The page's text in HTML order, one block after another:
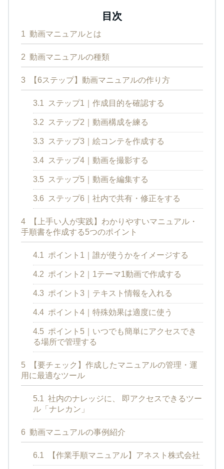
目次
1 動画マニュアルとは
2 動画マニュアルの種類
3 【6ステップ】動画マニュアルの作り方
3.1 ステップ1｜作成目的を確認する
3.2 ステップ2｜動画構成を練る
3.3 ステップ3｜絵コンテを作成する
3.4 ステップ4｜動画を撮影する
3.5 ステップ5｜動画を編集する
3.6 ステップ6｜社内で共有・修正をする
4
【上手い人が実践】わかりやすいマニュアル・
手順書を作成する5つのポイント
4.1 ポイント1｜誰が使うかをイメージする
4.2 ポイント2｜1テーマ1動画で作成する
4.3 ポイント3｜テキスト情報を入れる
4.4 ポイント4｜特殊効果は適度に使う
4.5 ポイント5｜いつでも簡単にアクセスでき
る場所で管理する
5
【要チェック】作成したマニュアルの管理・運
用に最適なツール
5.1 社内のナレッジに、 即アクセスできるツー
ル「ナレカン」
6 動画マニュアルの事例紹介
6.1 【作業手順マニュアル】アネスト株式会社